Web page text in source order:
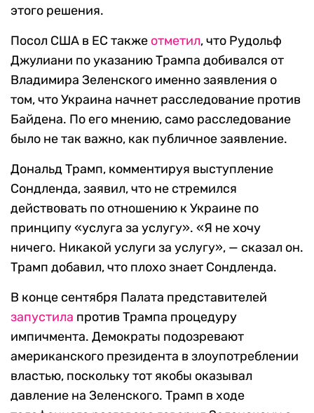
этого решения.
Посол США в ЕС также отметил, что Рудольф
Джулиани по указанию Трампа добивался от
Владимира Зеленского именно заявления о
том, что Украина начнет расследование против
Байдена. По его мнению, само расследование
было не так важно, как публичное заявление.
Дональд Трамп, комментируя выступление
Сондленда, заявил, что не стремился
действовать по отношению к Украине по
принципу «услуга за услугу». «Я не хочу
ничего. Никакой услуги за услугу», — сказал он.
Трамп добавил, что плохо знает Сондленда.
В конце сентября Палата представителей
запустила против Трампа процедуру
импичмента. Демократы подозревают
американского президента в злоупотреблении
властью, поскольку тот якобы оказывал
давление на Зеленского. Трамп в ходе